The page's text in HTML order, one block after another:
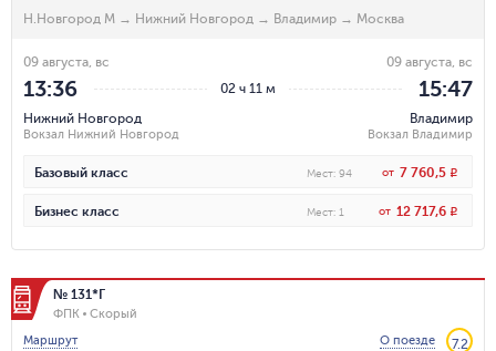
Н.Новгород М → Нижний Новгород → Владимир → Москва
02 ч 11 м
09 августа, вс
13:36
Нижний Новгород
Вокзал Нижний Новгород
09 августа, вс
15:47
Владимир
Вокзал Владимир
Базовый класс Мест: 94 от 7 760,5 R
Бизнес класс Мест: 1 от 12 717,6 R
№ 131*Г
ФПК
Скорый
Маршрут
О поезде 7.2